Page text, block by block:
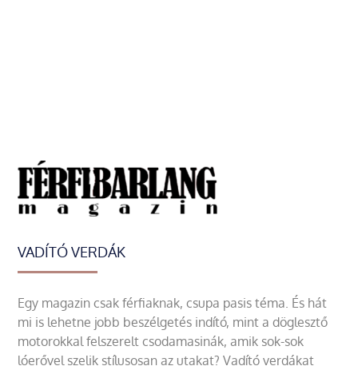
VADÍTÓ VERDÁK
Egy magazin csak férfiaknak, csupa pasis téma. És hát
mi is lehetne jobb beszélgetés indító, mint a döglesztő
motorokkal felszerelt csodamasinák, amik sok-sok
lóerővel szelik stílusosan az utakat? Vadító verdákat